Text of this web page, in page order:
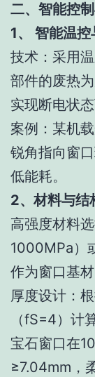
二、智能控
1、 智能温
技术：采用
部件的废热
实现断电状
案例：某机
锐角指向窗
低能耗。
2、材料与结
高强度材料
1000MPa）
作为窗口基
厚度设计：
（fS=4）计
宝石窗口在
≥7.04mm，